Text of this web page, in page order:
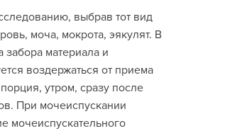
выбрав тот вид
моча, мокрота, эякулят. В
забора материала и
воздержаться от приема
утром, сразу после
При мочеиспускании
мочеиспускательного